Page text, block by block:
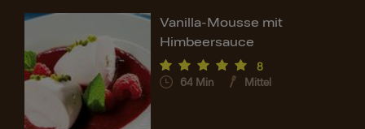
Vanilla-Mousse mit
Himbeersauce
8
64 Min Mittel